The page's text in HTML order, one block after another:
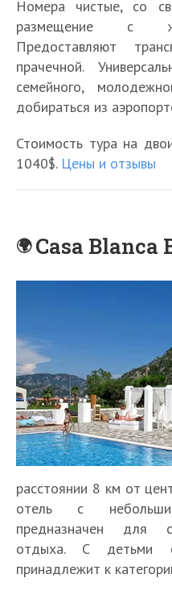
Номера чистые, со
размещение с
Предоставляют
прачечной.
семейного,
добираться из
Стоимость тура на
1040$. Цены и отзывы
Casa Blanca
расстоянии 8 км от
отель с
предназначен для
отдыха. С детьми
принадлежит к